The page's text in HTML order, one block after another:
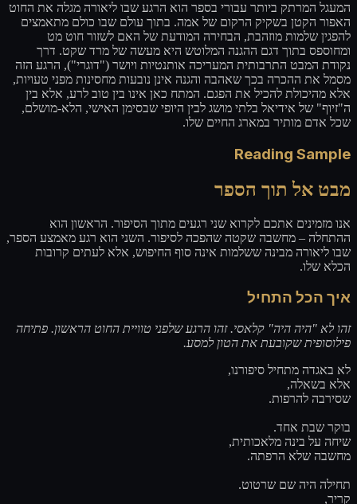
המעגל המרתק ביותר עבורי בספר הוא הרגע שבו ליאורה מגלה את החוט
האפור הקטן בשקיק הרקום של אמה. בתוך עולם שבו כולם מתאמצים
להפגין שלמות מוזהבת, הבחירה המודעת של האם לשזור חוט מט
ומחוספס בתוך דגם ההגנה המלוטש היא מעשה של מרד שקט. דרך
נקודת המבט התרבותית המעריכה אותנטיות ויושר ("דוגרי"), הרגע הזה
מסמל את ההכרה בכך שאהבה והגנה אינן נובעות מחסינות מפני טעויות,
אלא מהיכולת להכיל את הפגם. המתח כאן אינו בין טוב לרע, אלא בין
ה"זיוף" של אידיאל בלתי מושג לבין היופי שבסימן האישי, הלא-מושלם,
שכל אדם מותיר במארג החיים שלו.
Reading Sample
מבט אל תוך הספר
אנו מזמינים אתכם לקרוא שני רגעים מתוך הסיפור. הראשון הוא
ההתחלה – מחשבה שקטה שהפכה לסיפור. השני הוא רגע מאמצע הספר,
שבו ליאורה מבינה ששלמות אינה סוף החיפוש, אלא לעתים קרובות
הכלא שלו.
איך הכל התחיל
זהו לא "היה היה" קלאסי. זהו הרגע שלפני טוויית החוט הראשון. פתיחה
פילוסופית שקובעת את הטון למסע.
לא באגדה מתחיל סיפורנו,
אלא בשאלה,
שסירבה להרפות.
בוקר שבת אחד.
שיחה על בינה מלאכותית,
מחשבה שלא הרפתה.
תחילה היה שם שרטוט.
קריר,